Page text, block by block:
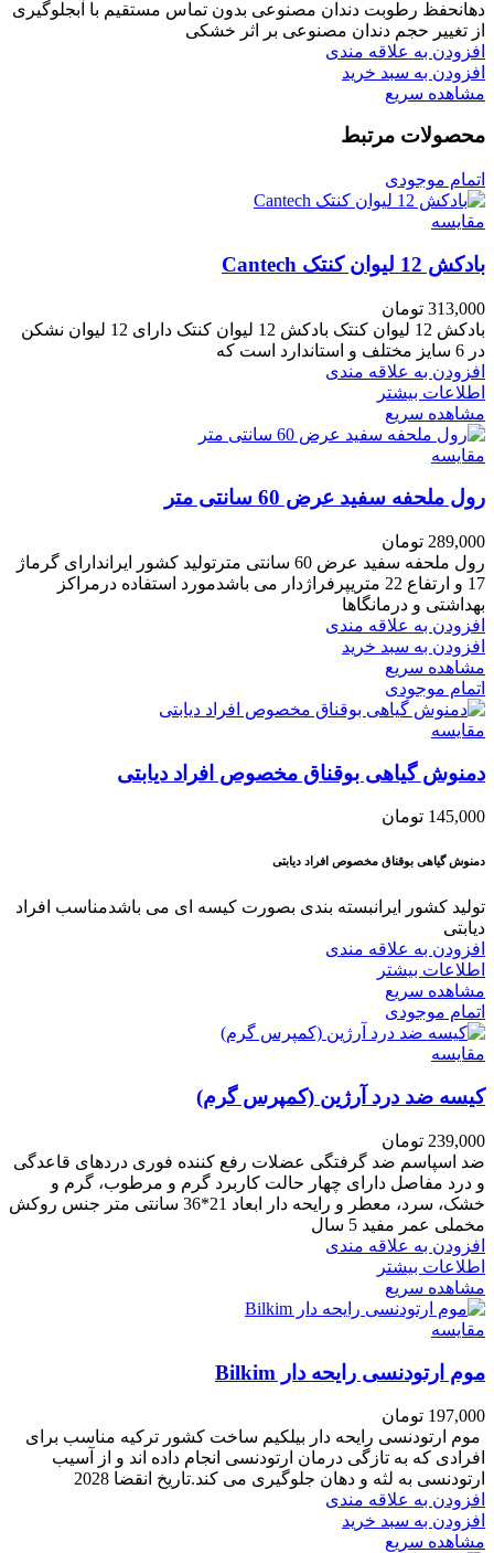
دهانحفظ رطوبت دندان مصنوعی بدون تماس مستقیم با آبجلوگیری
از تغییر حجم دندان مصنوعی بر اثر خشکی
افزودن به علاقه مندی
افزودن به سبد خرید
مشاهده سریع
محصولات مرتبط
اتمام موجودی
مقایسه
بادکش 12 لیوان کنتک Cantech
313,000 تومان
بادکش 12 لیوان کنتک بادکش 12 لیوان کنتک دارای 12 لیوان نشکن
در 6 سایز مختلف و استاندارد است که
افزودن به علاقه مندی
اطلاعات بیشتر
مشاهده سریع
مقایسه
رول ملحفه سفید عرض 60 سانتی متر
289,000 تومان
رول ملحفه سفید عرض 60 سانتی مترتولید کشور ایراندارای گرماژ
17 و ارتفاع 22 متریپرفراژدار می باشدمورد استفاده درمراکز
بهداشتی و درمانگاها
افزودن به علاقه مندی
افزودن به سبد خرید
مشاهده سریع
اتمام موجودی
مقایسه
دمنوش گیاهی بوقناق مخصوص افراد دیابتی
145,000 تومان
دمنوش گیاهی بوقناق مخصوص افراد دیابتی
تولید کشور ایرانبسته بندی بصورت کیسه ای می باشدمناسب افراد
دیابتی
افزودن به علاقه مندی
اطلاعات بیشتر
مشاهده سریع
اتمام موجودی
مقایسه
کیسه ضد درد آرژین (کمپرس گرم)
239,000 تومان
ضد اسپاسم ضد گرفتگی عضلات رفع کننده فوری دردهای قاعدگی
و درد مفاصل دارای چهار حالت کاربرد گرم و مرطوب، گرم و
خشک، سرد، معطر و رایحه دار ابعاد 21*36 سانتی متر جنس روکش
مخملی عمر مفید 5 سال
افزودن به علاقه مندی
اطلاعات بیشتر
مشاهده سریع
مقایسه
موم ارتودنسی رایحه دار Bilkim
197,000 تومان
موم ارتودنسی رایحه دار بیلکیم ساخت کشور ترکیه مناسب برای
افرادی که به تازگی درمان ارتودنسی انجام داده اند و از آسیب
ارتودنسی به لثه و دهان جلوگیری می کند.تاریخ انقضا 2028
افزودن به علاقه مندی
افزودن به سبد خرید
مشاهده سریع